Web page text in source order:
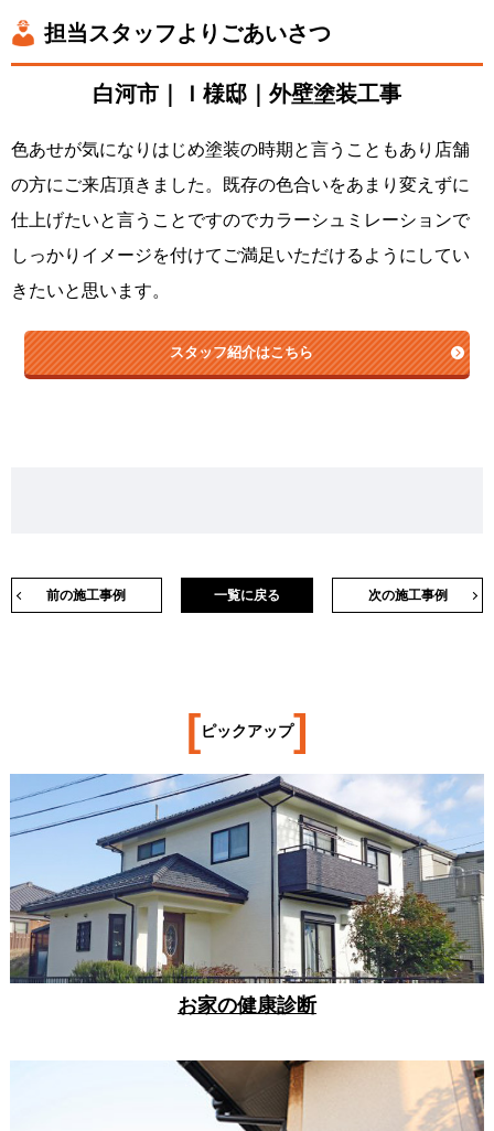
担当スタッフよりごあいさつ
白河市｜Ｉ様邸｜外壁塗装工事
色あせが気になりはじめ塗装の時期と言うこともあり店舗
の方にご来店頂きました。既存の色合いをあまり変えずに
仕上げたいと言うことですのでカラーシュミレーションで
しっかりイメージを付けてご満足いただけるようにしてい
きたいと思います。
スタッフ紹介はこちら
前の施工事例 次の施工事例
一覧に戻る
[ピックアップ]
お家の健康診断